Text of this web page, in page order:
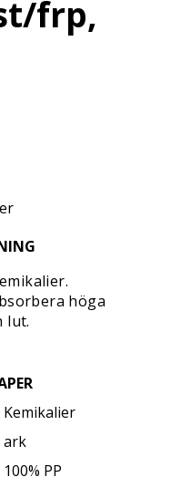
frp,
höga
lut.
Kemikalier
ark
100% PP